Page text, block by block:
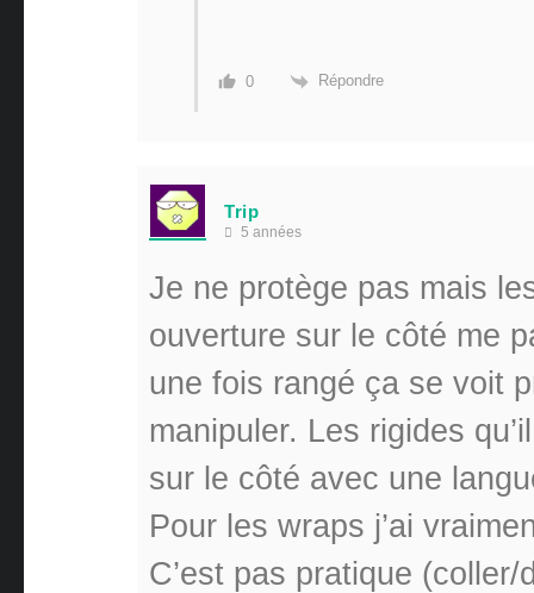
0 Répondre
Trip
5 années
Je ne protège pas mais
ouverture sur le côté me
une fois rangé ça se voit
manipuler. Les rigides
sur le côté avec une
Pour les wraps j’ai
C’est pas pratique